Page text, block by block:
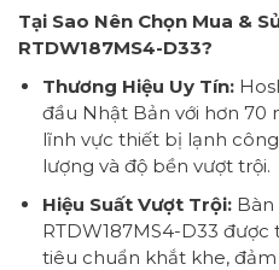
Tại Sao Nên Chọn Mua &
RTDW187MS4-D33?
Thương Hiệu Uy Tín:
đầu Nhật Bản với hơn
lĩnh vực thiết bị lạnh
lượng và độ bền vượt trội.
Hiệu Suất Vượt Trội:Bàn
RTDW187MS4-D33
tiêu chuẩn khắt khe,